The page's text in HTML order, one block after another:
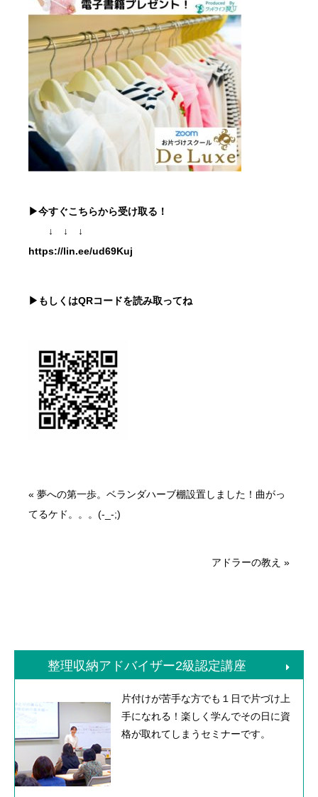
▶今すぐこちらから受け取る！
↓ ↓ ↓
https://lin.ee/ud69Kuj
▶もしくはQRコードを読み取ってね
« 夢への第一歩。ベランダハーブ棚設置しました！曲がっ
てるケド。。。(-_-;)
アドラーの教え »
整理収納アドバイザー2級認定講座
片付けが苦手な方でも１日で片づけ上
手になれる！楽しく学んでその日に資
格が取れてしまうセミナーです。